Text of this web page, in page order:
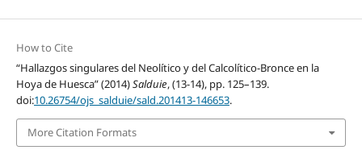
How to Cite
“Hallazgos singulares del Neolítico y del Calcolítico-Bronce en la
Hoya de Huesca” (2014)Salduie, (13-14), pp. 125–139.
doi:10.26754/ojs_salduie/sald.201413-146653.
More Citation Formats